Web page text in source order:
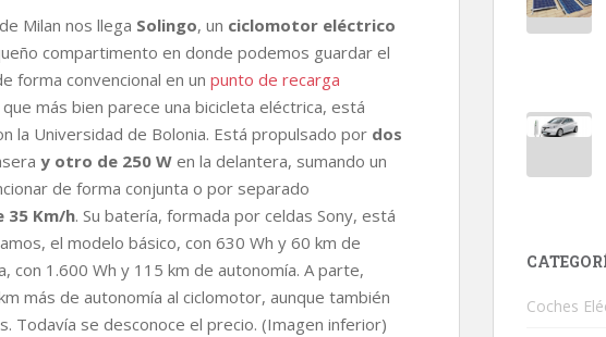
Milan nos llega Solingo, un ciclomotor eléctrico
compartimento en donde podemos guardar el
forma convencional en un punto de recarga
más bien parece una bicicleta eléctrica, está
la Universidad de Bolonia. Está propulsado por dos
y otro de 250 W en la delantera, sumando un
de forma conjunta o por separado
35 Km/h. Su batería, formada por celdas Sony, está
el modelo básico, con 630 Wh y 60 km de
con 1.600 Wh y 115 km de autonomía. A parte,
más de autonomía al ciclomotor, aunque también
Todavía se desconoce el precio. (Imagen inferior)
Coches